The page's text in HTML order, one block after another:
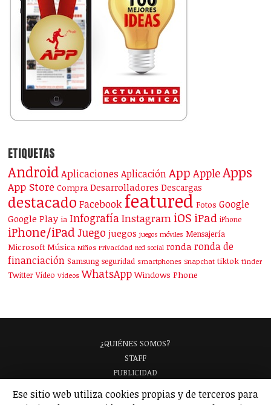
ETIQUETAS
Android Aplicaciones Aplicación App AppleApps
App Store Compra Desarrolladores Descargas
destacado Facebook featured Fotos Google
Google Play ia InfografíaInstagram iOS iPad iPhone
iPhone/iPad Juego juegos juegos móviles Mensajería
Microsoft Música Niños Privacidad Red social ronda ronda de
financiación Samsung seguridad smartphones Snapchat tiktok tinder
Twitter Vídeo Vídeos WhatsApp Windows Phone
¿QUIÉNES SOMOS?
STAFF
PUBLICIDAD
ANALIZAMOS TU APP
GLOSARIO
Ese sitio web utiliza cookies propias y de terceros para